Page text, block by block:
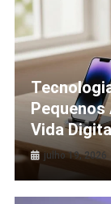
Tecnologia Por Menos De R$ 50,00:
Vida
julho 19, 2026